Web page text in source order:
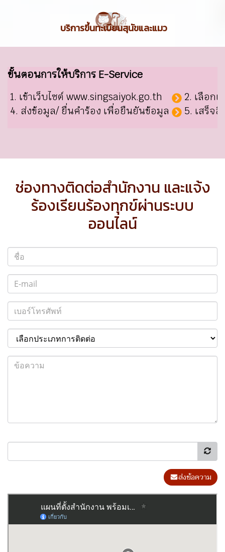
ร้องเรียนการทุจริตของเจ้าหน้าที่
ขั้นตอนการให้บริการ E-Service
1. เข้าเว็บไซต์ www.singsaiyok.go.th
2. เลือก
4. ส่งข้อมูล/ ยื่นคำร้อง เพื่อยืนยันข้อมูล
5. เสร็จ
ช่องทางติดต่อสำนักงาน และแจ้ง
ร้องเรียนร้องทุกข์ผ่านระบบ
ออนไลน์
ส่งข้อความ